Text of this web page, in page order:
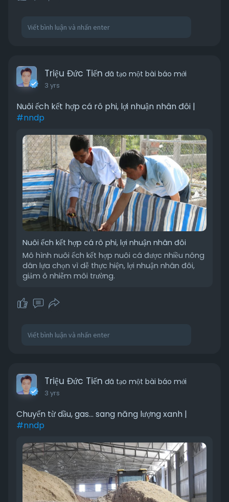
Triệu Đức Tiến đã tạo một bài báo mới
3 yrs
Nuôi ếch kết hợp cá rô phi, lợi nhuận nhân đôi |
#nndp
Nuôi ếch kết hợp cá rô phi, lợi nhuận nhân đôi
Mô hình nuôi ếch kết hợp nuôi cá được nhiều nông
dân lựa chọn vì dễ thực hiện, lợi nhuận nhân đôi,
giảm ô nhiễm môi trường.
Triệu Đức Tiến đã tạo một bài báo mới
3 yrs
Chuyển từ dầu, gas... sang năng lượng xanh |
#nndp